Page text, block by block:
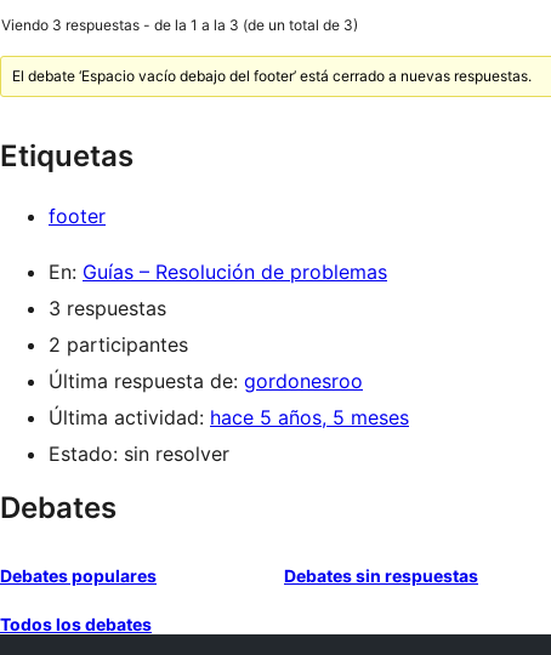
Viendo 3 respuestas - de la 1 a la 3 (de un total de 3)
El debate ‘Espacio vacío debajo del footer’ está cerrado a nuevas respuestas.
Etiquetas
footer
En: Guías – Resolución de problemas
3 respuestas
2 participantes
Última respuesta de: gordonesroo
Última actividad: hace 5 años, 5 meses
Estado: sin resolver
Debates
Debates populares Debates sin respuestas
Todos los debates